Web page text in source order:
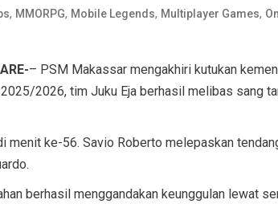
, MMORPG, Mobile Legends, Multiplayer Games,
– PSM Makassar mengakhiri kutukan
2026, tim Juku Eja berhasil melibas sang
menit ke-56. Savio Roberto melepaskan
berhasil menggandakan keunggulan lewat